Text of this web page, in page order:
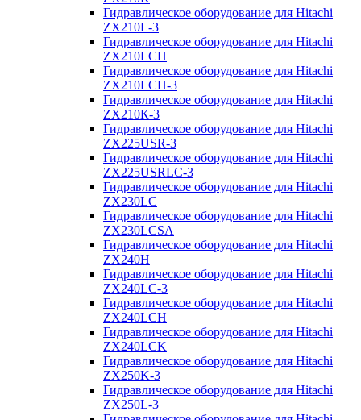
Гидравлическое оборудование для Hitachi
ZX210L-3
Гидравлическое оборудование для Hitachi
ZX210LCH
Гидравлическое оборудование для Hitachi
ZX210LCH-3
Гидравлическое оборудование для Hitachi
ZX210К-3
Гидравлическое оборудование для Hitachi
ZX225USR-3
Гидравлическое оборудование для Hitachi
ZX225USRLC-3
Гидравлическое оборудование для Hitachi
ZX230LC
Гидравлическое оборудование для Hitachi
ZX230LCSA
Гидравлическое оборудование для Hitachi
ZX240H
Гидравлическое оборудование для Hitachi
ZX240LC-3
Гидравлическое оборудование для Hitachi
ZX240LCH
Гидравлическое оборудование для Hitachi
ZX240LCK
Гидравлическое оборудование для Hitachi
ZX250K-3
Гидравлическое оборудование для Hitachi
ZX250L-3